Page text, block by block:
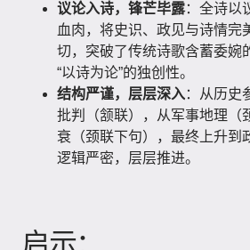
议论入诗，锋芒毕露：全诗以
血肉，将史识、政见与诗情完
切，突破了传统诗歌含蓄委婉
“以诗为论”的独创性。
结构严谨，层层深入：从历史
批判（颔联），从军事地理（
衰（颈联下句），最终上升到
逻辑严密，层层推进。
启示：